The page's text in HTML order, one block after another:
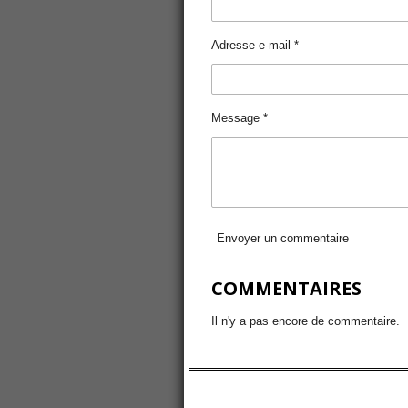
Adresse e-mail *
Message *
Envoyer un commentaire
COMMENTAIRES
Il n'y a pas encore de commentaire.